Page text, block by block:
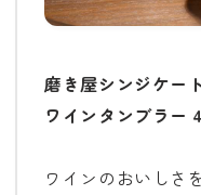
磨き屋シンジケー
ワインタンブラー
ワインのおいしさ